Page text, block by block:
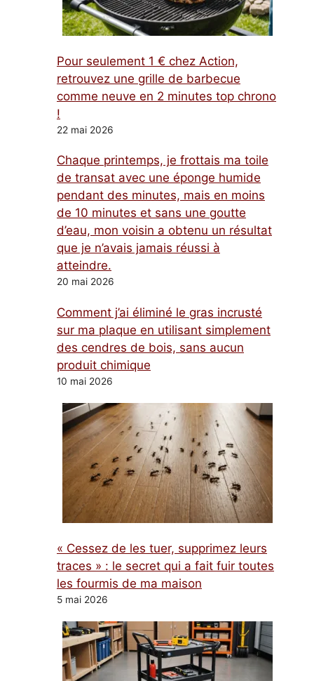
Pour seulement 1 € chez Action,
retrouvez une grille de barbecue
comme neuve en 2 minutes top chrono
!
22 mai 2026
Chaque printemps, je frottais ma toile
de transat avec une éponge humide
pendant des minutes, mais en moins
de 10 minutes et sans une goutte
d’eau, mon voisin a obtenu un résultat
que je n’avais jamais réussi à
atteindre.
20 mai 2026
Comment j’ai éliminé le gras incrusté
sur ma plaque en utilisant simplement
des cendres de bois, sans aucun
produit chimique
10 mai 2026
« Cessez de les tuer, supprimez leurs
traces » : le secret qui a fait fuir toutes
les fourmis de ma maison
5 mai 2026